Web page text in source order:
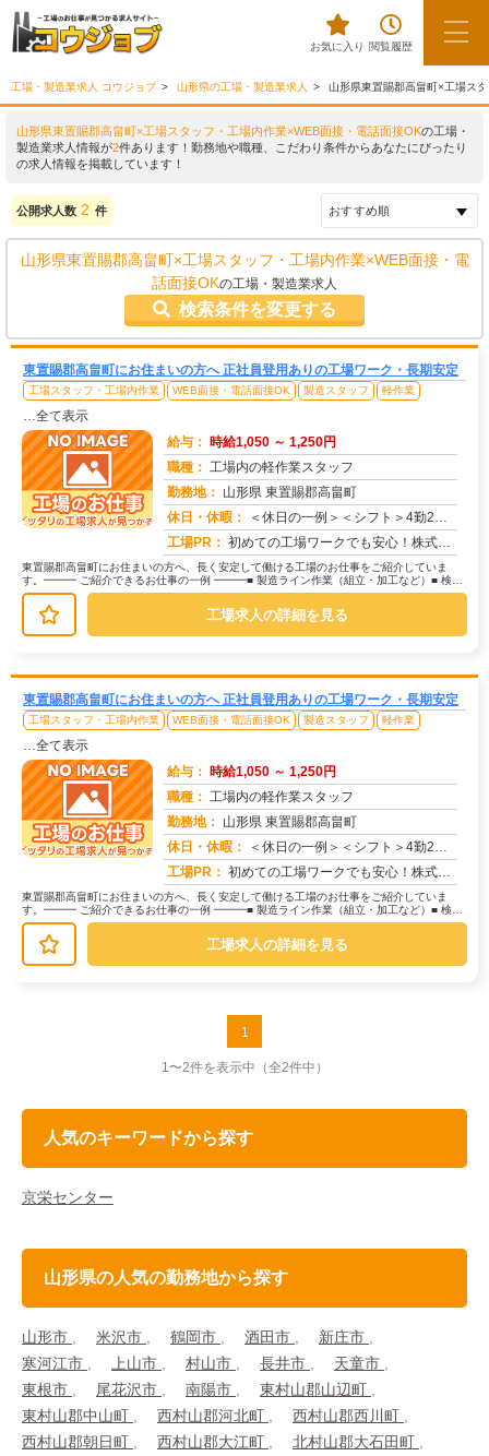
お気に入り 閲覧履歴
工場・製造業求人 コウジョブ 山形県の工場・製造業求人 山形県東置賜郡高畠町×工場ス
山形県東置賜郡高畠町×工場スタッフ・工場内作業×WEB面接・電話面接OKの工場・
製造業求人情報が2件あります！勤務地や職種、こだわり条件からあなたにぴったり
の求人情報を掲載しています！
公開求人数 2 件
山形県東置賜郡高畠町×工場スタッフ・工場内作業×WEB面接・電
話面接OKの工場・製造業求人
検索条件を変更する
東置賜郡高畠町にお住まいの方へ 正社員登用ありの工場ワーク・長期安定
工場スタッフ・工場内作業 WEB面接・電話面接OK 製造スタッフ 軽作業
…全て表示
給与： 時給1,050 ～ 1,250円
職種： 工場内の軽作業スタッフ
勤務地： 山形県 東置賜郡高畠町
休日・休暇：
＜休日の一例＞＜シフト＞4勤2休＜休日＞工場カレンダーによる★長期休暇あり★有給休暇あり※配属先により休日・勤務形...
工場PR： 初めての工場ワークでも安心！株式会社京栄センターなら、全国各地の豊富なお仕事の中から、あなたにぴったりの環境が見つ...
東置賜郡高畠町にお住まいの方へ、長く安定して働ける工場のお仕事をご紹介していま
す。━━━ ご紹介できるお仕事の一例 ━━━■ 製造ライン作業（組立・加工など）■ 検
査・検品（目視チェックなど）■...
工場求人の詳細を見る
東置賜郡高畠町にお住まいの方へ 正社員登用ありの工場ワーク・長期安定
工場スタッフ・工場内作業 WEB面接・電話面接OK 製造スタッフ 軽作業
…全て表示
給与： 時給1,050 ～ 1,250円
職種： 工場内の軽作業スタッフ
勤務地： 山形県 東置賜郡高畠町
休日・休暇：
＜休日の一例＞＜シフト＞4勤2休＜休日＞工場カレンダーによる★長期休暇あり★有給休暇あり※配属先により休日・勤務形...
工場PR： 初めての工場ワークでも安心！株式会社京栄センターなら、全国各地の豊富なお仕事の中から、あなたにぴったりの環境が見つ...
東置賜郡高畠町にお住まいの方へ、長く安定して働ける工場のお仕事をご紹介していま
す。━━━ ご紹介できるお仕事の一例 ━━━■ 製造ライン作業（組立・加工など）■ 検
査・検品（目視チェックなど）■...
工場求人の詳細を見る
1
1〜2件を表示中 （全2件中）
人気のキーワードから探す
京栄センター
山形県の人気の勤務地から探す
山形市 米沢市 鶴岡市 酒田市
新庄市
寒河江市
上山市 村山市 長井市
天童市
東根市
尾花沢市 南陽市
東村山郡山辺町
東村山郡中山町
西村山郡河北町
西村山郡西川町
西村山郡朝日町
西村山郡大江町
北村山郡大石田町